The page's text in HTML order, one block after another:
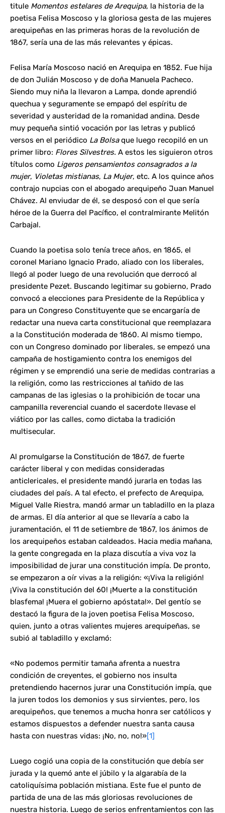
titule Momentos estelares de Arequipa, la historia de la
poetisa Felisa Moscoso y la gloriosa gesta de las mujeres
arequipeñas en las primeras horas de la revolución de
1867, sería una de las más relevantes y épicas.
Felisa María Moscoso nació en Arequipa en 1852. Fue hija
de don Julián Moscoso y de doña Manuela Pacheco.
Siendo muy niña la llevaron a Lampa, donde aprendió
quechua y seguramente se empapó del espíritu de
severidad y austeridad de la romanidad andina. Desde
muy pequeña sintió vocación por las letras y publicó
versos en el periódico La Bolsaque luego recopiló en un
primer libro: Flores Silvestres. A estos les siguieron otros
títulos como Ligeros pensamientos consagrados a la
mujer, Violetas mistianas, La Mujer, etc. A los quince años
contrajo nupcias con el abogado arequipeño Juan Manuel
Chávez. Al enviudar de él, se desposó con el que sería
héroe de la Guerra del Pacífico, el contralmirante Melitón
Carbajal.
Cuando la poetisa solo tenía trece años, en 1865, el
coronel Mariano Ignacio Prado, aliado con los liberales,
llegó al poder luego de una revolución que derrocó al
presidente Pezet. Buscando legitimar su gobierno, Prado
convocó a elecciones para Presidente de la República y
para un Congreso Constituyente que se encargaría de
redactar una nueva carta constitucional que reemplazara
a la Constitución moderada de 1860. Al mismo tiempo,
con un Congreso dominado por liberales, se empezó una
campaña de hostigamiento contra los enemigos del
régimen y se emprendió una serie de medidas contrarias a
la religión, como las restricciones al tañido de las
campanas de las iglesias o la prohibición de tocar una
campanilla reverencial cuando el sacerdote llevase el
viático por las calles, como dictaba la tradición
multisecular.
Al promulgarse la Constitución de 1867, de fuerte
carácter liberal y con medidas consideradas
anticlericales, el presidente mandó jurarla en todas las
ciudades del país. A tal efecto, el prefecto de Arequipa,
Miguel Valle Riestra, mandó armar un tabladillo en la plaza
de armas. El día anterior al que se llevaría a cabo la
juramentación, el 11 de setiembre de 1867, los ánimos de
los arequipeños estaban caldeados. Hacia media mañana,
la gente congregada en la plaza discutía a viva voz la
imposibilidad de jurar una constitución impía. De pronto,
se empezaron a oír vivas a la religión: «¡Viva la religión!
¡Viva la constitución del 60! ¡Muerte a la constitución
blasfema! ¡Muera el gobierno apóstata!». Del gentío se
destacó la figura de la joven poetisa Felisa Moscoso,
quien, junto a otras valientes mujeres arequipeñas, se
subió al tabladillo y exclamó:
«No podemos permitir tamaña afrenta a nuestra
condición de creyentes, el gobierno nos insulta
pretendiendo hacernos jurar una Constitución impía, que
la juren todos los demonios y sus sirvientes, pero, los
arequipeños, que tenemos a mucha honra ser católicos y
estamos dispuestos a defender nuestra santa causa
hasta con nuestras vidas: ¡No, no, no!»[1]
Luego cogió una copia de la constitución que debía ser
jurada y la quemó ante el júbilo y la algarabía de la
catoliquísima población mistiana. Este fue el punto de
partida de una de las más gloriosas revoluciones de
nuestra historia. Luego de serios enfrentamientos con las